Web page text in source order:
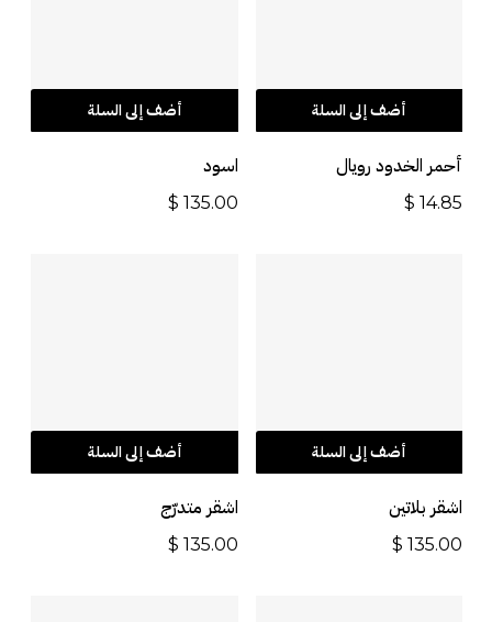
أضف إلى السلة
أحمر الخدود رويال
$ 14.85
أضف إلى السلة
اسود
$ 135.00
أضف إلى السلة
اشقر بلاتين
$ 135.00
أضف إلى السلة
اشقر متدرّج
$ 135.00